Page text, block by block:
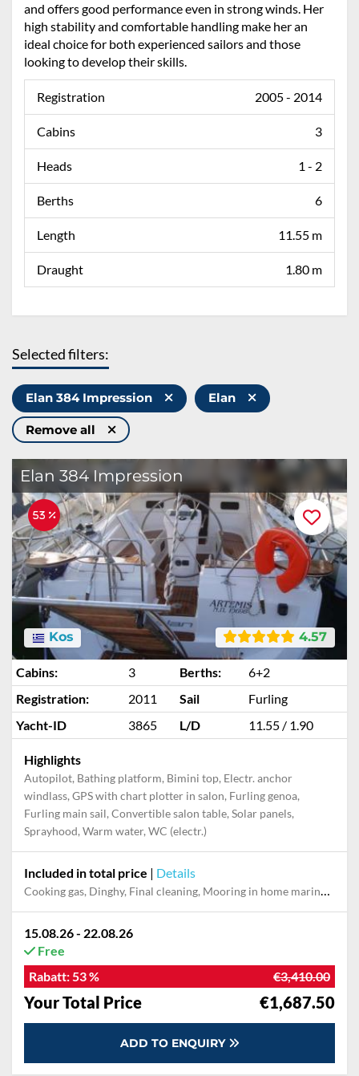
and offers good performance even in strong winds. Her
high stability and comfortable handling make her an
ideal choice for both experienced sailors and those
looking to develop their skills.
Registration 2005 - 2014
Cabins 3
Heads 1 - 2
Berths 6
Length 11.55 m
Draught 1.80 m
Selected filters:
Elan 384 Impression Elan
Remove all
Elan 384 Impression
53 %
4.57
Kos
Cabins: 3 Berths:
6+2
Registration:
2011 Sail
Furling
Yacht-ID
3865 L/D 11.55 / 1.90
Highlights
Autopilot, Bathing platform, Bimini top, Electr. anchor
windlass, GPS with chart plotter in salon, Furling genoa,
Furling main sail, Convertible salon table, Solar panels,
Sprayhood, Warm water, WC (electr.)
Included in total price | Details
Cooking gas, Dinghy, Final cleaning, Mooring in home marina for first and last night, Pillow, blanket
15.08.26 - 22.08.26
Free
Rabatt:53 % €3,410.00
Your Total Price €1,687.50
ADD TO ENQUIRY